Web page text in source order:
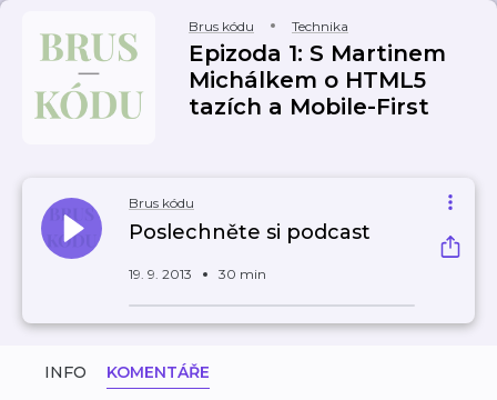
Brus kódu Technika
Epizoda 1: S Martinem
Michálkem o HTML5
tazích a Mobile-First
Brus kódu
Poslechněte si podcast
19. 9. 2013 30 min
INFO KOMENTÁŘE